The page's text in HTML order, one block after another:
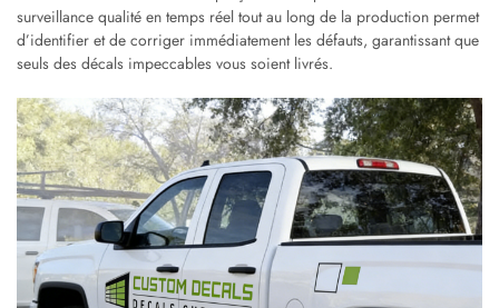
surveillance qualité en temps réel tout au long de la production permet
d’identifier et de corriger immédiatement les défauts, garantissant que
seuls des décals impeccables vous soient livrés.